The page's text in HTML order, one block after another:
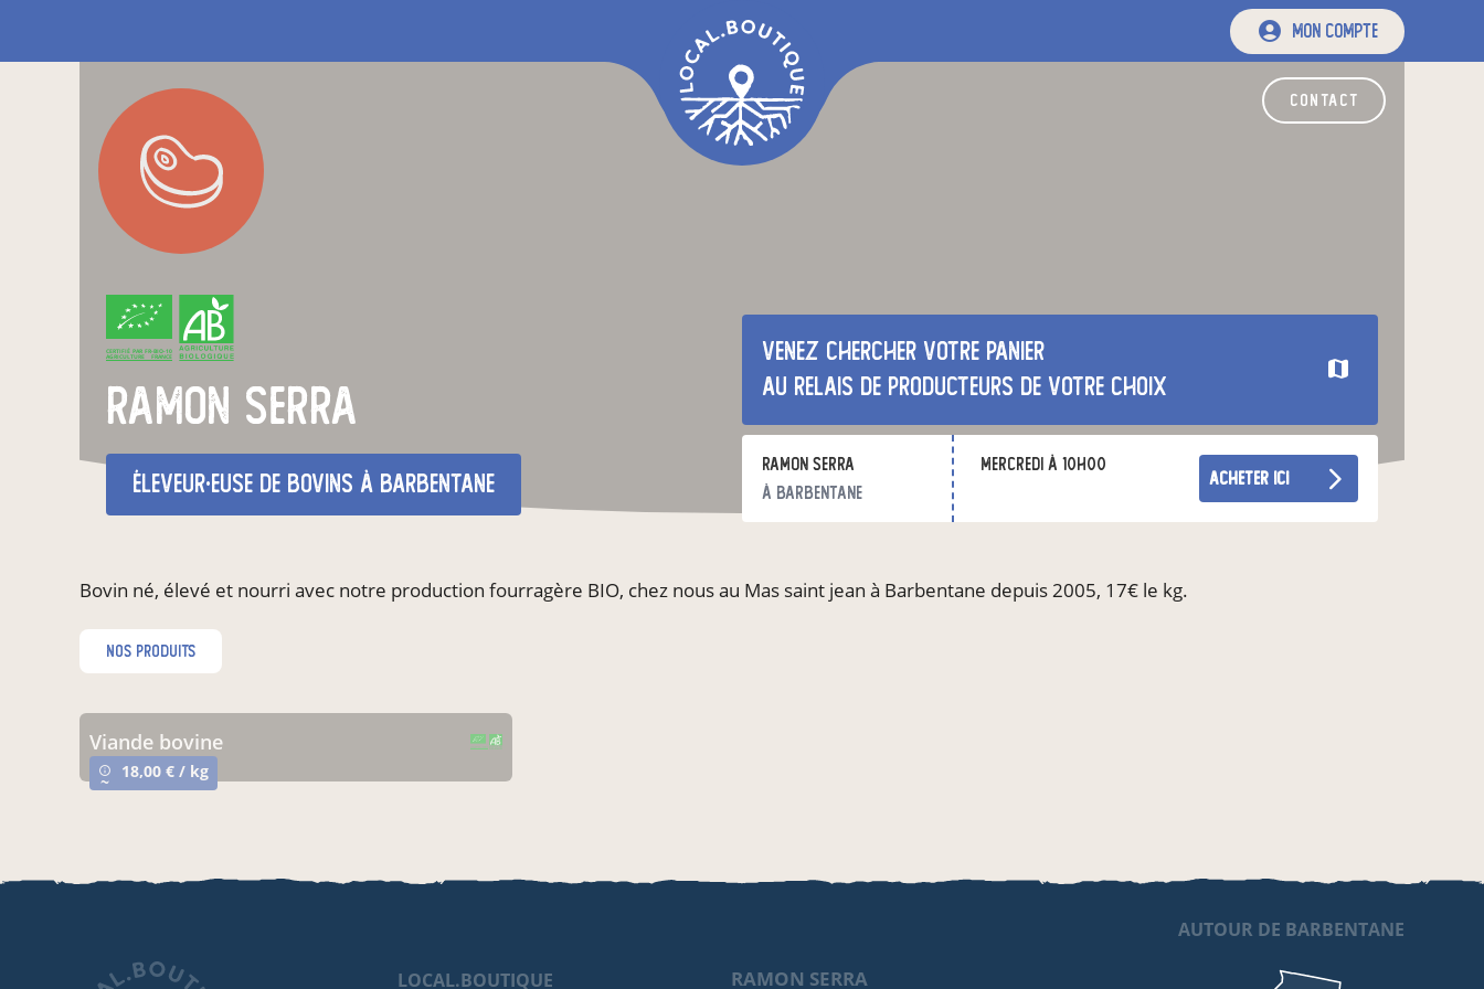
mon compte
contact
ramon serra
CERTIFIÉ PAR FR-BIO-10
AGRICULTURE FRANCE
éleveur·euse de bovins à Barbentane
Venez chercher votre panier
au relais de producteurs de votre choix
ramon serra
à Barbentane
mercredi à 10h00
acheter ici
Bovin né, élevé et nourri avec notre production fourragère BIO, chez nous au Mas saint jean à Barbentane depuis 2005, 17€ le kg.
nos produits
viande bovine
info_outline
~ 18,00 € / kg
LOCAL.BOUTIQUE RAMON SERRA
AUTOUR DE BARBENTANE